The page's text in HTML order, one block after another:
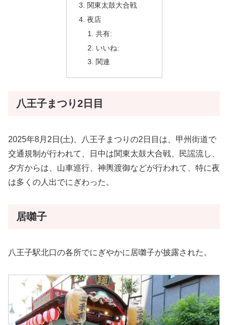
関東太鼓大合戦
夜店
共有:
いいね:
関連
八王子まつり2日目
2025年8月2日(土)、八王子まつりの2日目は、甲州街道で
交通規制が行われて、日中は関東太鼓大合戦、民謡流し、
夕方からは、山車巡行、神輿渡御などが行われて、特に夜
は多くの人出でにぎわった。
居囃子
八王子駅北口の各所でにぎやかに居囃子が披露された。